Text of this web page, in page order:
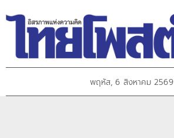
พฤหัส, 6 สิงหาคม 2569